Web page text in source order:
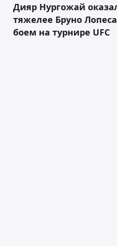
Дияр Нургожай
тяжелее Бруно
боем на турнире UFC